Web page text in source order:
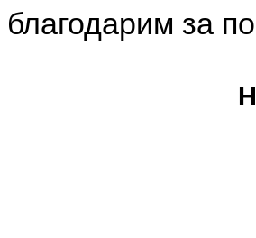
благодарим за
Не
изучить